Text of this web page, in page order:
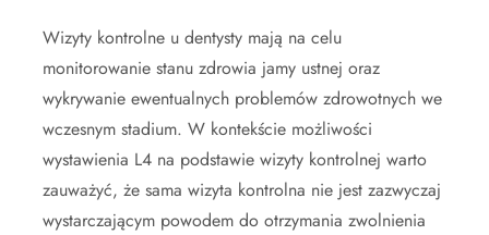
Wizyty kontrolne u dentysty mają na celu
monitorowanie stanu zdrowia jamy ustnej oraz
wykrywanie ewentualnych problemów zdrowotnych we
wczesnym stadium. W kontekście możliwości
wystawienia L4 na podstawie wizyty kontrolnej warto
zauważyć, że sama wizyta kontrolna nie jest zazwyczaj
wystarczającym powodem do otrzymania zwolnienia